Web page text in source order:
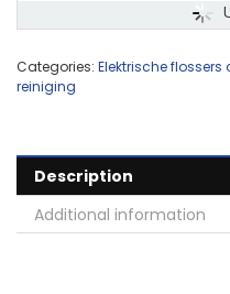
Categories: Elektrische
reiniging
Description
Additional information